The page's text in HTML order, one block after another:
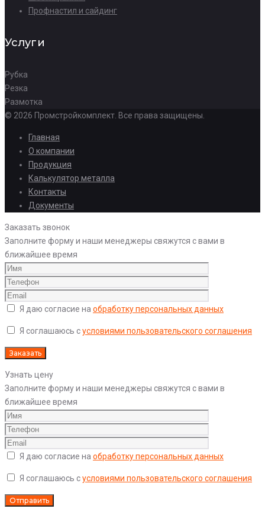
Профнастил и сайдинг
Услуги
Рубка
Резка
Размотка
© 2026 Промстройкомплект. Все права защищены.
Главная
О компании
Продукция
Калькулятор металла
Контакты
Документы
Заказать звонок
Заполните форму и наши менеджеры свяжутся с вами в
ближайшее время
Я даю согласие на обработку персональных данных
Я соглашаюсь сусловиями пользовательского соглашения
Узнать цену
Заполните форму и наши менеджеры свяжутся с вами в
ближайшее время
Я даю согласие на обработку персональных данных
Я соглашаюсь сусловиями пользовательского соглашения